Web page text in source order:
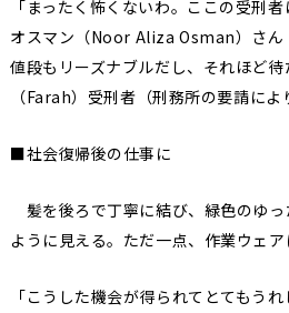
「まったく怖くないわ。ここの受刑
オスマン（Noor Aliza Osman）さん
値段もリーズナブルだし、それほど
（Farah）受刑者（刑務所の要請に
■社会復帰後の仕事に
髪を後ろで丁寧に結び、緑色のゆ
ように見える。ただ一点、作業ウェ
「こうした機会が得られてとてもう